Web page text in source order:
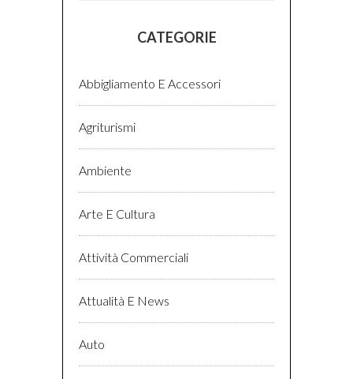
CATEGORIE
Abbigliamento E Accessori
Agriturismi
Ambiente
Arte E Cultura
Attività Commerciali
Attualità E News
Auto